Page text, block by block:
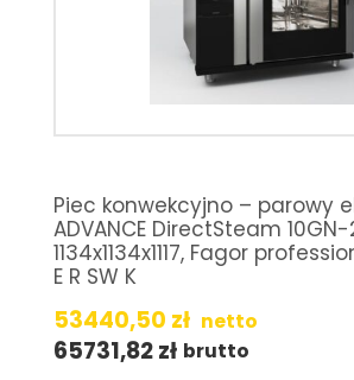
Piec konwekcyjno – parowy
ADVANCE DirectSteam 10GN-
1134x1134x1117, Fagor
E R SW K
53440,50 zł netto
65731,82zł brutto